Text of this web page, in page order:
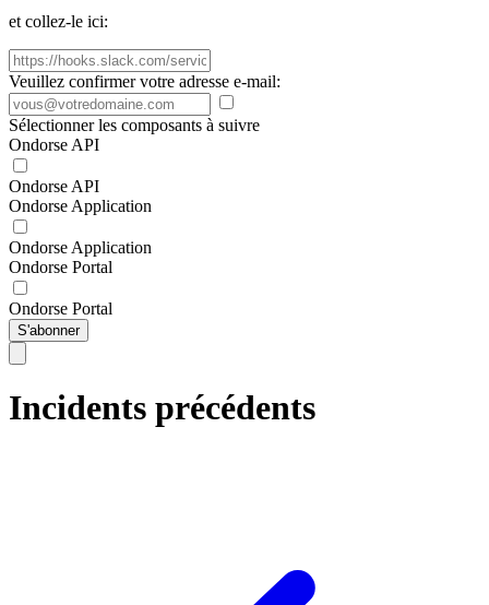
et collez-le ici:
Veuillez confirmer votre adresse e-mail:
Sélectionner les composants à suivre
Ondorse API
Ondorse API
Ondorse Application
Ondorse Application
Ondorse Portal
Ondorse Portal
S'abonner
Incidents précédents